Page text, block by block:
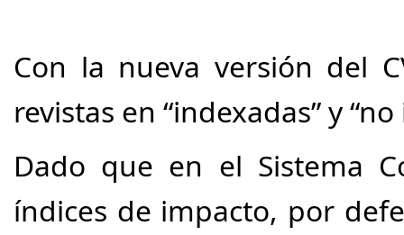
Con la nueva versión del
revistas en “indexadas” y
Dado que en el Sistema
índices de impacto, por